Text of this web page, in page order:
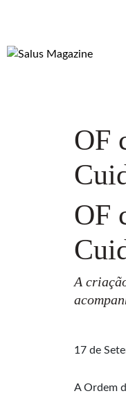
OF
OF
A
17 de
A Ordem